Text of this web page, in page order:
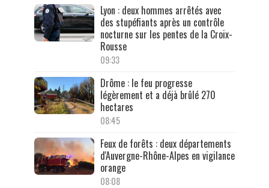
Lyon : deux hommes arrêtés avec
des stupéfiants après un contrôle
nocturne sur les pentes de la Croix-
Rousse
09:33
Drôme : le feu progresse
légèrement et a déjà brûlé 270
hectares
08:45
Feux de forêts : deux départements
d'Auvergne-Rhône-Alpes en vigilance
orange
08:08